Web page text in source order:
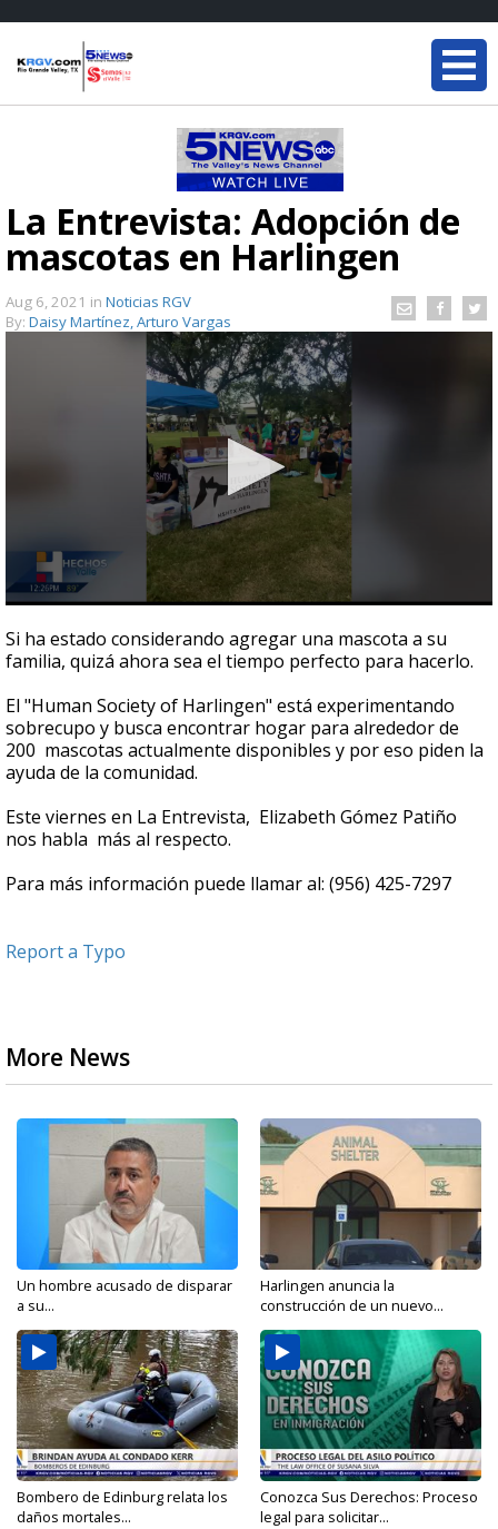
La Entrevista: Adopción de
mascotas en Harlingen
Aug 6, 2021 in Noticias RGV
By: Daisy Martínez, Arturo Vargas
seconds
of
3
33
seconds
Si ha estado considerando agregar una mascota a su
familia, quizá ahora sea el tiempo perfecto para hacerlo.
El "Human Society of Harlingen" está experimentando
sobrecupo y busca encontrar hogar para alrededor de
200 mascotas actualmente disponibles y por eso piden la
ayuda de la comunidad.
Este viernes en La Entrevista, Elizabeth Gómez Patiño
nos habla más al respecto.
Para más información puede llamar al: (956) 425-7297
Report a Typo
More News
Un hombre acusado de disparar
a su...
Harlingen anuncia la
construcción de un nuevo...
Bombero de Edinburg relata los
daños mortales...
Conozca Sus Derechos: Proceso
legal para solicitar...